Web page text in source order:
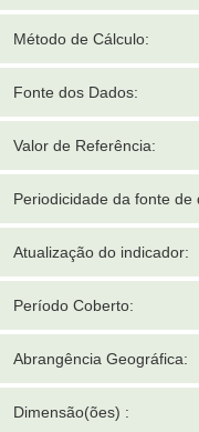
Método de Cálculo:
Fonte dos Dados:
Valor de Referência:
Periodicidade da fonte de
Atualização do indicador:
Período Coberto:
Abrangência Geográfica:
Dimensão(ões) :